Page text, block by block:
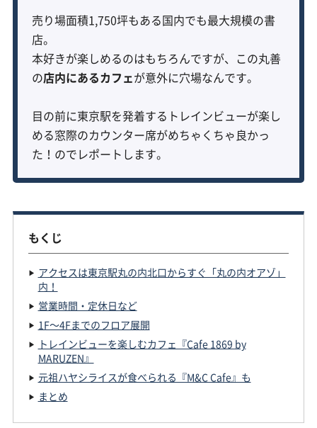
売り場面積1,750坪もある国内でも最大規模の書
店。
本好きが楽しめるのはもちろんですが、この丸善
の店内にあるカフェが意外に穴場なんです。
目の前に東京駅を発着するトレインビューが楽し
める窓際のカウンター席がめちゃくちゃ良かっ
た！のでレポートします。
もくじ
アクセスは東京駅丸の内北口からすぐ「丸の内オアゾ」
内！
営業時間・定休日など
1F〜4Fまでのフロア展開
トレインビューを楽しむカフェ『Cafe 1869 by
MARUZEN』
元祖ハヤシライスが食べられる『M&C Cafe』も
まとめ